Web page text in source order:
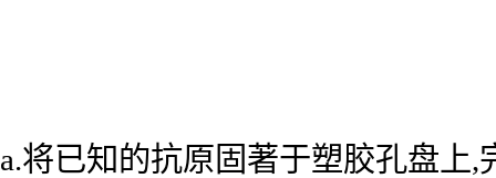
a.将已知的抗原固著于塑胶孔盘上